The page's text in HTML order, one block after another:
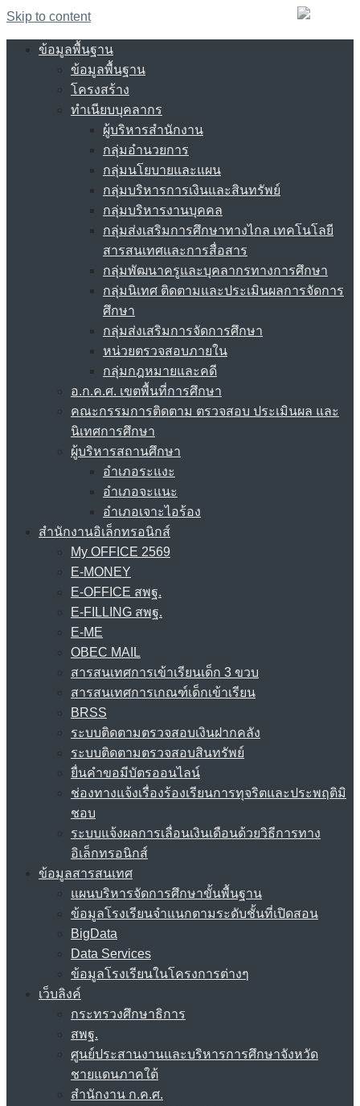
Skip to content
ข้อมูลพื้นฐาน
ข้อมูลพื้นฐาน
โครงสร้าง
ทำเนียบบุคลากร
ผู้บริหารสำนักงาน
กลุ่มอำนวยการ
กลุ่มนโยบายและแผน
กลุ่มบริหารการเงินและสินทรัพย์
กลุ่มบริหารงานบุคคล
กลุ่มส่งเสริมการศึกษาทางไกล เทคโนโลยี
สารสนเทศและการสื่อสาร
กลุ่มพัฒนาครูและบุคลากรทางการศึกษา
กลุ่มนิเทศ ติดตามและประเมินผลการจัดการ
ศึกษา
กลุ่มส่งเสริมการจัดการศึกษา
หน่วยตรวจสอบภายใน
กลุ่มกฎหมายและคดี
อ.ก.ค.ศ. เขตพื้นที่การศึกษา
คณะกรรมการติดตาม ตรวจสอบ ประเมินผล และ
นิเทศการศึกษา
ผู้บริหารสถานศึกษา
อำเภอระแงะ
อำเภอจะแนะ
อำเภอเจาะไอร้อง
สำนักงานอิเล็กทรอนิกส์
My OFFICE 2569
E-MONEY
E-OFFICE สพฐ.
E-FILLING สพฐ.
E-ME
OBEC MAIL
สารสนเทศการเข้าเรียนเด็ก 3 ขวบ
สารสนเทศการเกณฑ์เด็กเข้าเรียน
BRSS
ระบบติดตามตรวจสอบเงินฝากคลัง
ระบบติดตามตรวจสอบสินทรัพย์
ยื่นคำขอมีบัตรออนไลน์
ช่องทางแจ้งเรื่องร้องเรียนการทุจริตและประพฤติมิ
ชอบ
ระบบแจ้งผลการเลื่อนเงินเดือนด้วยวิธีการทาง
อิเล็กทรอนิกส์
ข้อมูลสารสนเทศ
แผนบริหารจัดการศึกษาขั้นพื้นฐาน
ข้อมูลโรงเรียนจำแนกตามระดับชั้นที่เปิดสอน
BigData
Data Services
ข้อมูลโรงเรียนในโครงการต่างๆ
เว็บลิงค์
กระทรวงศึกษาธิการ
สพฐ.
ศูนย์ประสานงานและบริหารการศึกษาจังหวัด
ชายแดนภาคใต้
สำนักงาน ก.ค.ศ.